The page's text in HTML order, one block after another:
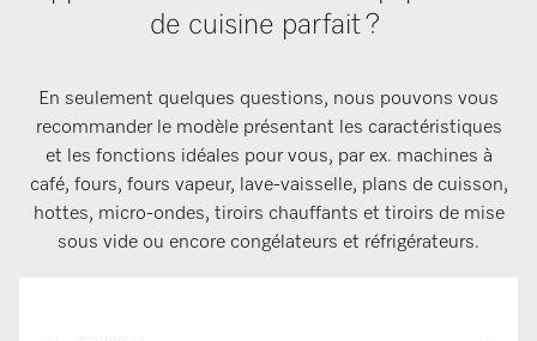
de cuisine parfait ?
En seulement quelques questions, nous pouvons vous
recommander le modèle présentant les caractéristiques
et les fonctions idéales pour vous, par ex. machines à
café, fours, fours vapeur, lave-vaisselle, plans de cuisson,
hottes, micro-ondes, tiroirs chauffants et tiroirs de mise
sous vide ou encore congélateurs et réfrigérateurs.